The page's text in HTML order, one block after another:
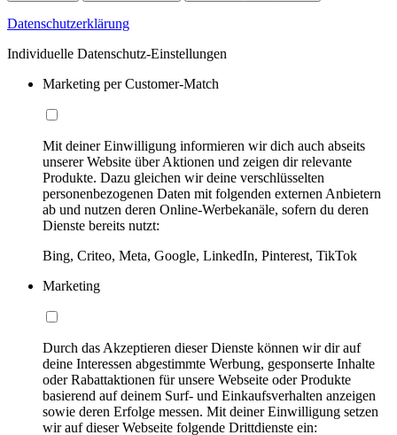
Datenschutzerklärung
Individuelle Datenschutz-Einstellungen
Marketing per Customer-Match
Mit deiner Einwilligung informieren wir dich auch abseits
unserer Website über Aktionen und zeigen dir relevante
Produkte. Dazu gleichen wir deine verschlüsselten
personenbezogenen Daten mit folgenden externen Anbietern
ab und nutzen deren Online-Werbekanäle, sofern du deren
Dienste bereits nutzt:
Bing, Criteo, Meta, Google, LinkedIn, Pinterest, TikTok
Marketing
Durch das Akzeptieren dieser Dienste können wir dir auf
deine Interessen abgestimmte Werbung, gesponserte Inhalte
oder Rabattaktionen für unsere Webseite oder Produkte
basierend auf deinem Surf- und Einkaufsverhalten anzeigen
sowie deren Erfolge messen. Mit deiner Einwilligung setzen
wir auf dieser Webseite folgende Drittdienste ein: